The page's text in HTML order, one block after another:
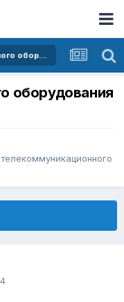
Покупка и продажа телекоммуникационного оборудования
оборудования